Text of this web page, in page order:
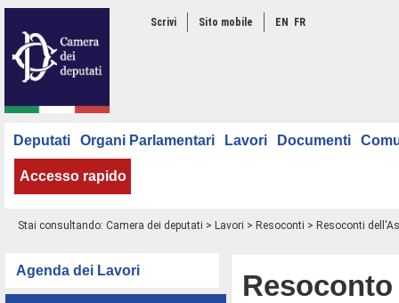
Scrivi Sito mobile EN FR
Deputati Organi Parlamentari Lavori Documenti
Accesso rapido
Stai consultando: Camera dei deputati > Lavori > Resoconti > Resoconti
Agenda dei Lavori